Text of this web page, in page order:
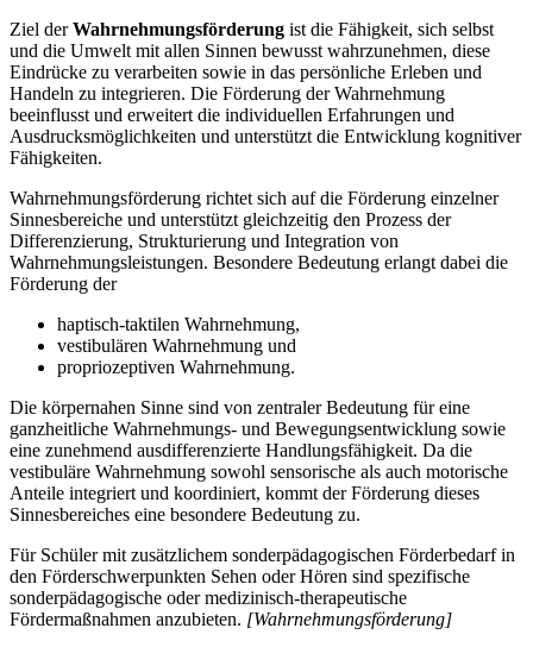
Ziel derWahrnehmungsförderung ist die Fähigkeit, sich selbst
und die Umwelt mit allen Sinnen bewusst wahrzunehmen, diese
Eindrücke zu verarbeiten sowie in das persönliche Erleben und
Handeln zu integrieren. Die Förderung der Wahrnehmung
beeinflusst und erweitert die individuellen Erfahrungen und
Ausdrucksmöglichkeiten und unterstützt die Entwicklung kognitiver
Fähigkeiten.
Wahrnehmungsförderung richtet sich auf die Förderung einzelner
Sinnesbereiche und unterstützt gleichzeitig den Prozess der
Differenzierung, Strukturierung und Integration von
Wahrnehmungsleistungen. Besondere Bedeutung erlangt dabei die
Förderung der
haptisch-taktilen Wahrnehmung,
vestibulären Wahrnehmung und
propriozeptiven Wahrnehmung.
Die körpernahen Sinne sind von zentraler Bedeutung für eine
ganzheitliche Wahrnehmungs- und Bewegungsentwicklung sowie
eine zunehmend ausdifferenzierte Handlungsfähigkeit. Da die
vestibuläre Wahrnehmung sowohl sensorische als auch motorische
Anteile integriert und koordiniert, kommt der Förderung dieses
Sinnesbereiches eine besondere Bedeutung zu.
Für Schüler mit zusätzlichem sonderpädagogischen Förderbedarf in
den Förderschwerpunkten Sehen oder Hören sind spezifische
sonderpädagogische oder medizinisch-therapeutische
Fördermaßnahmen anzubieten. [Wahrnehmungsförderung]